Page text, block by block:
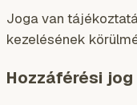
Joga van
kezelésének
Hozzáférési jog